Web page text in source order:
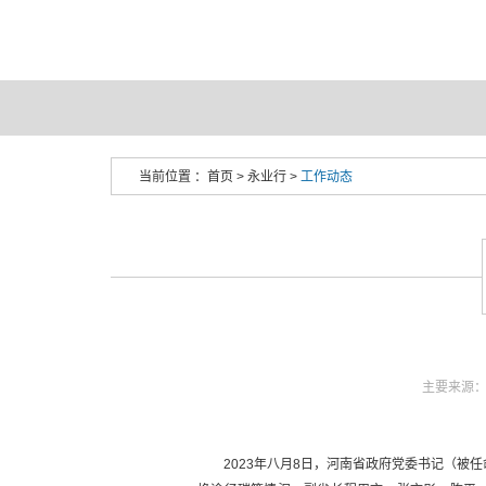
当前位置 ： 首页 > 永业行 > 工作动态
主要来源
2023年八月8日，河南省政府党委书记（被